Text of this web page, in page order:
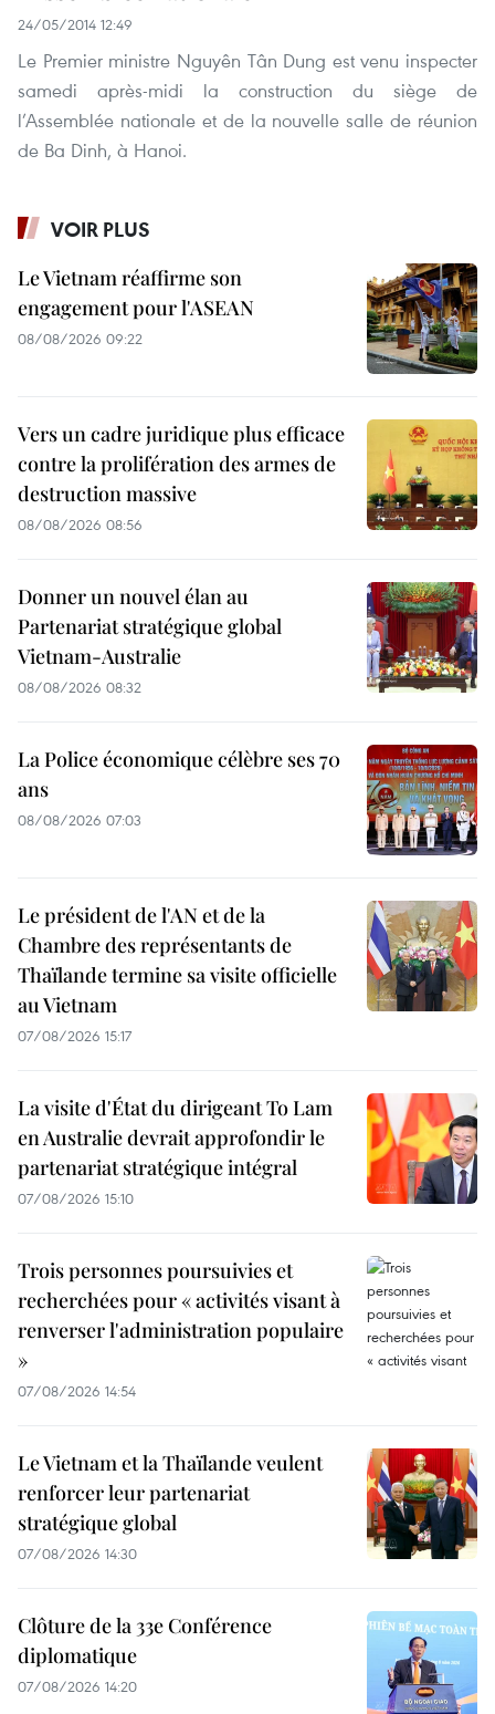
24/05/2014 12:49
Le Premier ministre Nguyên Tân Dung est venu inspecter
samedi après-midi la construction du siège de
l’Assemblée nationale et de la nouvelle salle de réunion
de Ba Dinh, à Hanoi.
VOIR PLUS
Le Vietnam réaffirme son
engagement pour l'ASEAN
08/08/2026 09:22
Vers un cadre juridique plus efficace
contre la prolifération des armes de
destruction massive
08/08/2026 08:56
Donner un nouvel élan au
Partenariat stratégique global
Vietnam-Australie
08/08/2026 08:32
La Police économique célèbre ses 70
ans
08/08/2026 07:03
Le président de l'AN et de la
Chambre des représentants de
Thaïlande termine sa visite officielle
au Vietnam
07/08/2026 15:17
La visite d'État du dirigeant To Lam
en Australie devrait approfondir le
partenariat stratégique intégral
07/08/2026 15:10
Trois personnes poursuivies et
recherchées pour « activités visant à
renverser l'administration populaire
»
07/08/2026 14:54
Le Vietnam et la Thaïlande veulent
renforcer leur partenariat
stratégique global
07/08/2026 14:30
Clôture de la 33e Conférence
diplomatique
07/08/2026 14:20